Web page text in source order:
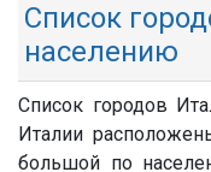
Список
населению
Список городов
Италии
большой по